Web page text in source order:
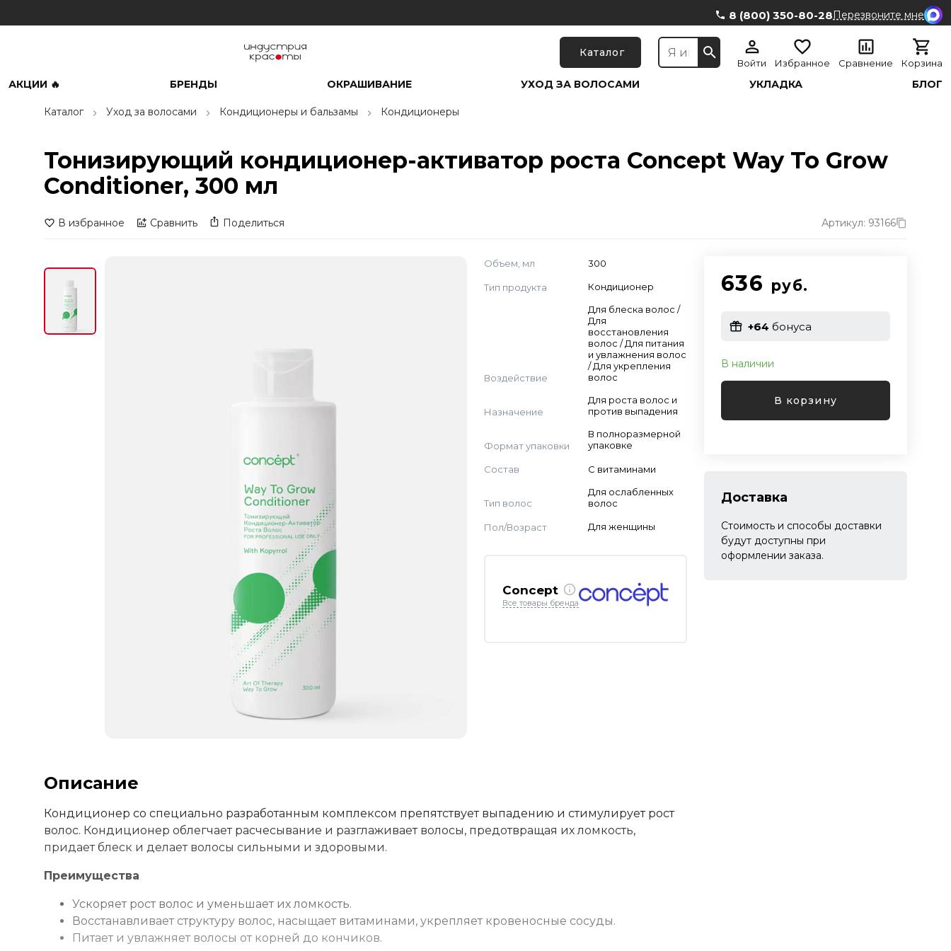
8 (800) 350-80-28Перезвоните мне
Каталог
Войти Избранное Сравнение Корзина
АКЦИИ 🔥 БРЕНДЫ ОКРАШИВАНИЕ УХОД ЗА ВОЛОСАМИ УКЛАДКА БЛОГ
Каталог Уход за волосами Кондиционеры и бальзамы Кондиционеры
Тонизирующий кондиционер-активатор роста Concept Way To Grow
Conditioner, 300 мл
В избранное Сравнить Поделиться Артикул: 93166
Объем, мл 300
Тип продукта Кондиционер
Воздействие
Для блеска волос /
Для
восстановления
волос / Для питания
и увлажнения волос
/ Для укрепления
волос
Назначение
Для роста волос и
против выпадения
Формат упаковки
В полноразмерной
упаковке
Состав С витаминами
Тип волос
Для ослабленных
волос
Пол/Возраст Для женщины
Concept
Все товары бренда
636 руб.
+64 бонуса
В наличии
В корзину
Доставка
Стоимость и способы доставки
будут доступны при
оформлении заказа.
Описание
Кондиционер со специально разработанным комплексом препятствует выпадению и стимулирует рост
волос. Кондиционер облегчает расчесывание и разглаживает волосы, предотвращая их ломкость,
придает блеск и делает волосы сильными и здоровыми.
Преимущества
Ускоряет рост волос и уменьшает их ломкость.
Восстанавливает структуру волос, насыщает витаминами, укрепляет кровеносные сосуды.
Питает и увлажняет волосы от корней до кончиков.